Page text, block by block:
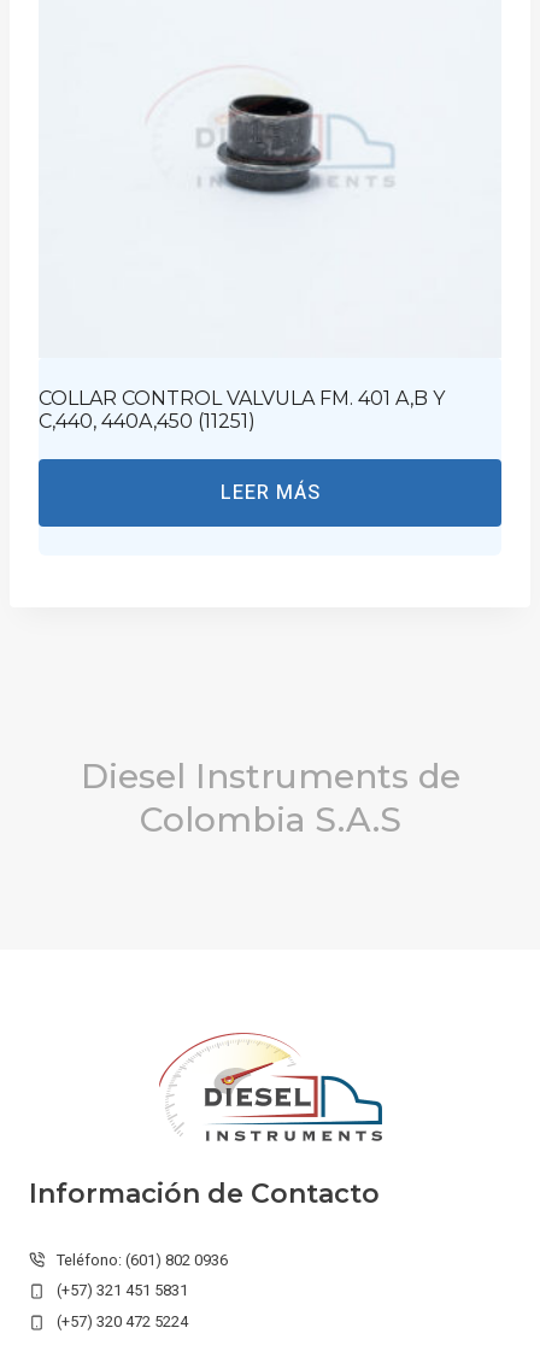
COLLAR CONTROL VALVULA FM. 401 A,B Y
C,440, 440A,450 (11251)
LEER MÁS
Diesel Instruments de
Colombia S.A.S
Información de Contacto
Teléfono: (601) 802 0936
(+57) 321 451 5831
(+57) 320 472 5224